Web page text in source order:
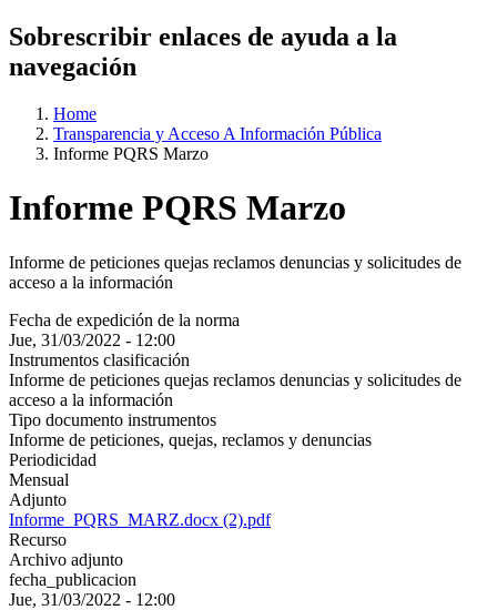
Sobrescribir enlaces de ayuda a la
navegación
Home
Transparencia y Acceso A Información Pública
Informe PQRS Marzo
Informe PQRS Marzo
Informe de peticiones quejas reclamos denuncias y solicitudes de
acceso a la información
Fecha de expedición de la norma
Jue, 31/03/2022 - 12:00
Instrumentos clasificación
Informe de peticiones quejas reclamos denuncias y solicitudes de
acceso a la información
Tipo documento instrumentos
Informe de peticiones, quejas, reclamos y denuncias
Periodicidad
Mensual
Adjunto
Informe_PQRS_MARZ.docx (2).pdf
Recurso
Archivo adjunto
fecha_publicacion
Jue, 31/03/2022 - 12:00